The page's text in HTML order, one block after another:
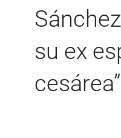
su ex
cesárea”